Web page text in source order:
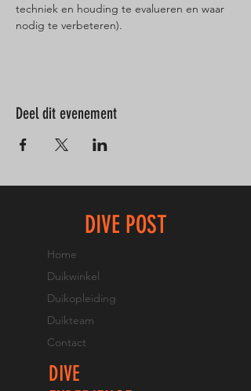
techniek en houding te evalueren en waar
nodig te verbeteren).
Deel dit evenement
DIVE POST
Home
Duikwinkel
Duikopleiding
Duikteam
Contact
DIVE